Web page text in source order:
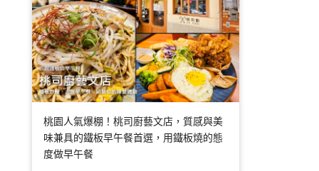
桃園人氣爆棚！桃司廚藝文店，質感與美
味兼具的鐵板早午餐首選，用鐵板燒的態
度做早午餐